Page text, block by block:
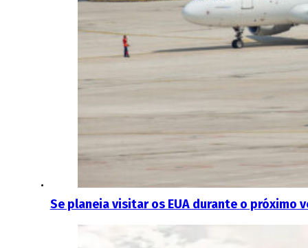
Se planeia visitar os EUA durante o próximo